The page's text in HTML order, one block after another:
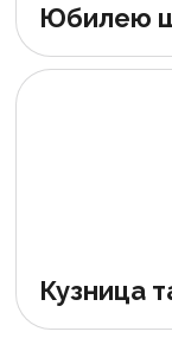
Юбилею
Кузница